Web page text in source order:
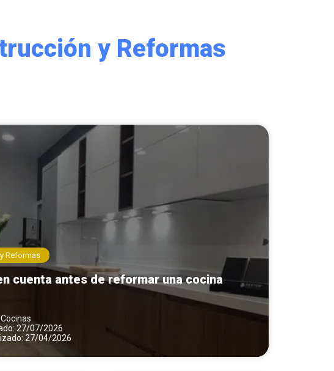
y Reformas
Reformas
cuenta antes de reformar una cocina
27/07/2026
27/04/2026